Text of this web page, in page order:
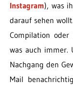
Instagram), was
darauf sehen
Compilation oder
was auch immer.
Nachgang den
Mail